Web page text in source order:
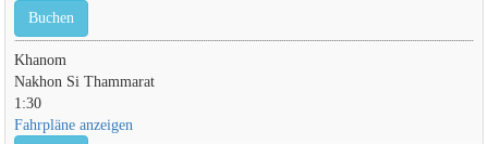
Buchen
Khanom
Nakhon Si Thammarat
1:30
Fahrpläne anzeigen